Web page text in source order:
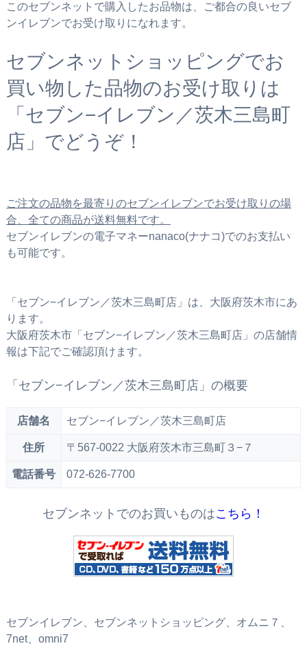
このセブンネットで購入したお品物は、ご都合の良いセブ
ンイレブンでお受け取りになれます。
セブンネットショッピングでお
買い物した品物のお受け取りは
「セブン−イレブン／茨木三島町
店」でどうぞ！
ご注文の品物を最寄りのセブンイレブンでお受け取りの場
合、全ての商品が送料無料です。
セブンイレブンの電子マネーnanaco(ナナコ)でのお支払い
も可能です。
「セブン−イレブン／茨木三島町店」は、大阪府茨木市にあ
ります。
大阪府茨木市「セブン−イレブン／茨木三島町店」の店舗情
報は下記でご確認頂けます。
「セブン−イレブン／茨木三島町店」の概要
店舗名 セブン−イレブン／茨木三島町店
住所 〒567-0022 大阪府茨木市三島町３−７
電話番号 072-626-7700
セブンネットでのお買いものはこちら！
セブンイレブン、セブンネットショッピング、オムニ７、
7net、omni7